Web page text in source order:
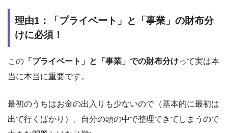
理由1：「プライベート」と「事業」の財布分
けに必須！
この 「プライベート」と「事業」での財布分けって実は本
当に本当に重要です。
最初のうちはお金の出入りも少ないので（基本的に最初は
出て行くばかり）、自分の頭の中で整理できてしまうので